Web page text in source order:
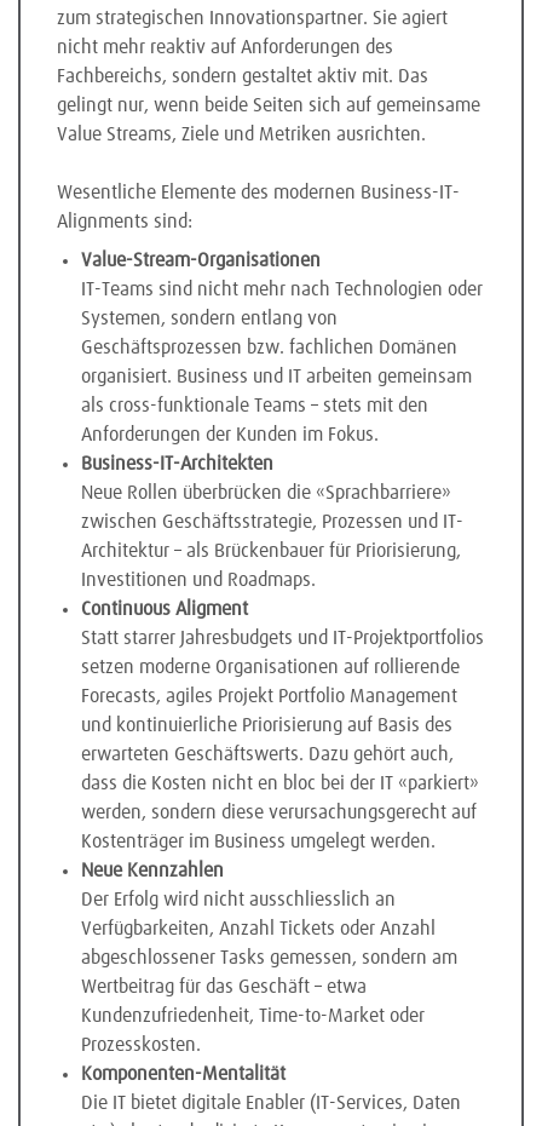
zum strategischen Innovationspartner. Sie agiert
nicht mehr reaktiv auf Anforderungen des
Fachbereichs, sondern gestaltet aktiv mit. Das
gelingt nur, wenn beide Seiten sich auf gemeinsame
Value Streams, Ziele und Metriken ausrichten.
Wesentliche Elemente des modernen Business-IT-
Alignments sind:
Value-Stream-Organisationen
IT-Teams sind nicht mehr nach Technologien oder
Systemen, sondern entlang von
Geschäftsprozessen bzw. fachlichen Domänen
organisiert. Business und IT arbeiten gemeinsam
als cross-funktionale Teams – stets mit den
Anforderungen der Kunden im Fokus.
Business-IT-Architekten
Neue Rollen überbrücken die «Sprachbarriere»
zwischen Geschäftsstrategie, Prozessen und IT-
Architektur – als Brückenbauer für Priorisierung,
Investitionen und Roadmaps.
Continuous Aligment
Statt starrer Jahresbudgets und IT-Projektportfolios
setzen moderne Organisationen auf rollierende
Forecasts, agiles Projekt Portfolio Management
und kontinuierliche Priorisierung auf Basis des
erwarteten Geschäftswerts. Dazu gehört auch,
dass die Kosten nicht en bloc bei der IT «parkiert»
werden, sondern diese verursachungsgerecht auf
Kostenträger im Business umgelegt werden.
Neue Kennzahlen
Der Erfolg wird nicht ausschliesslich an
Verfügbarkeiten, Anzahl Tickets oder Anzahl
abgeschlossener Tasks gemessen, sondern am
Wertbeitrag für das Geschäft – etwa
Kundenzufriedenheit, Time-to-Market oder
Prozesskosten.
Komponenten-Mentalität
Die IT bietet digitale Enabler (IT-Services, Daten